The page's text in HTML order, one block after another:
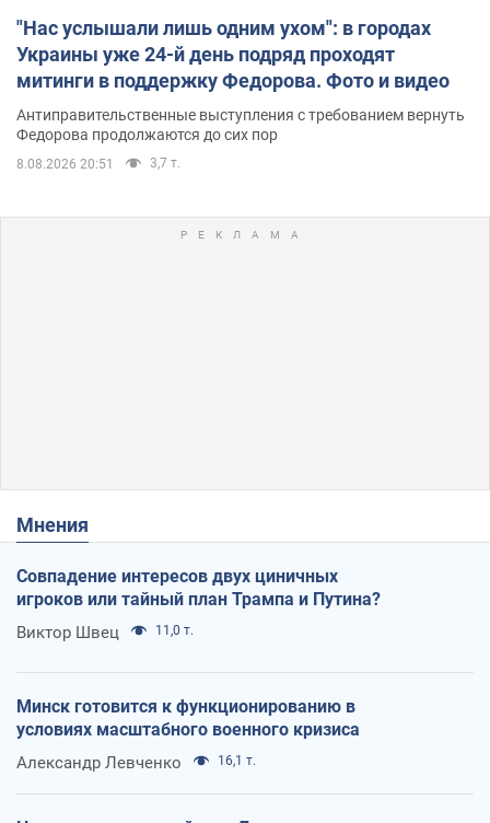
"Нас услышали лишь одним ухом": в городах
Украины уже 24-й день подряд проходят
митинги в поддержку Федорова. Фото и видео
Антиправительственные выступления с требованием вернуть
Федорова продолжаются до сих пор
8.08.2026 20:51 3,7 т.
Мнения
Совпадение интересов двух циничных
игроков или тайный план Трампа и Путина?
Виктор Швец 11,0 т.
Минск готовится к функционированию в
условиях масштабного военного кризиса
Александр Левченко 16,1 т.